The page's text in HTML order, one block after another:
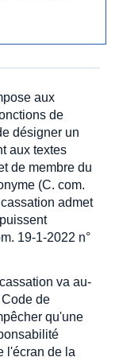
aux
de
désigner un
aux textes
de membre du
(C. com.
admet
19-1-2022 n°
va au-
de
qu'une
l'écran de la